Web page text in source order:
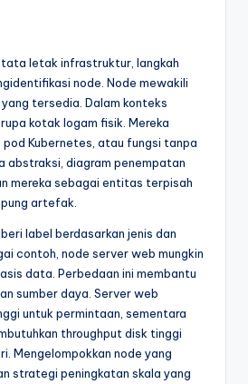
letak infrastruktur, langkah
node. Node mewakili
tersedia. Dalam konteks
kotak logam fisik. Mereka
pod Kubernetes, atau fungsi tanpa
abstraksi, diagram penempatan
mereka sebagai entitas terpisah
artefak.
label berdasarkan jenis dan
contoh, node server web mungkin
data. Perbedaan ini membantu
sumber daya. Server web
untuk permintaan, sementara
throughput disk tinggi
Mengelompokkan node yang
strategi peningkatan skala yang